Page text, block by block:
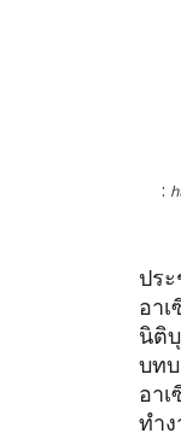
:
ปร
อา
นิติ
บท
อา
ทำ